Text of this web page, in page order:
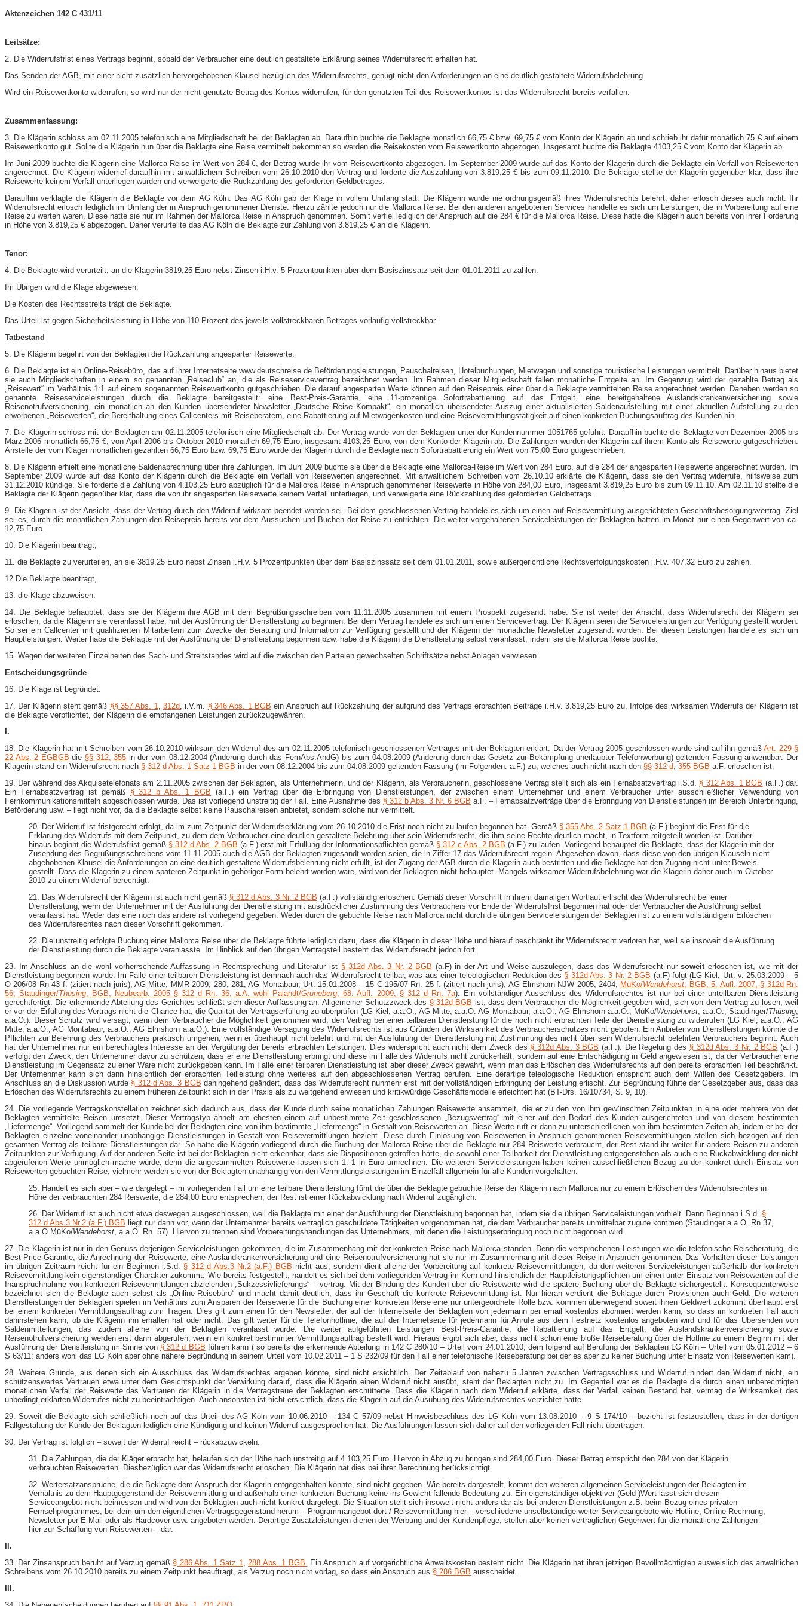
Aktenzeichen 142 C 431/11
Leitsätze:
2. Die Widerrufsfrist eines Vertrags beginnt, sobald der Verbraucher eine deutlich gestaltete Erklärung seines Widerrufsrecht erhalten hat.
Das Senden der AGB, mit einer nicht zusätzlich hervorgehobenen Klausel bezüglich des Widerrufsrechts, genügt nicht den Anforderungen an eine deutlich gestaltete Widerrufsbelehrung.
Wird ein Reisewertkonto widerrufen, so wird nur der nicht genutzte Betrag des Kontos widerrufen, für den genutzten Teil des Reisewertkontos ist das Widerrufsrecht bereits verfallen.
Zusammenfassung:
3. Die Klägerin schloss am 02.11.2005 telefonisch eine Mitgliedschaft bei der Beklagten ab. Daraufhin buchte die Beklagte monatlich 66,75 € bzw. 69,75 € vom Konto der Klägerin ab und schrieb ihr dafür monatlich 75 € auf einem
Reisewertkonto gut. Sollte die Klägerin nun über die Beklagte eine Reise vermittelt bekommen so werden die Reisekosten vom Reisewertkonto abgezogen. Insgesamt buchte die Beklagte 4103,25 € vom Konto der Klägerin ab.
Im Juni 2009 buchte die Klägerin eine Mallorca Reise im Wert von 284 €, der Betrag wurde ihr vom Reisewertkonto abgezogen. Im September 2009 wurde auf das Konto der Klägerin durch die Beklagte ein Verfall von Reisewerten
angerechnet. Die Klägerin widerrief daraufhin mit anwaltlichem Schreiben vom 26.10.2010 den Vertrag und forderte die Auszahlung von 3.819,25 € bis zum 09.11.2010. Die Beklagte stellte der Klägerin gegenüber klar, dass ihre
Reisewerte keinem Verfall unterliegen würden und verweigerte die Rückzahlung des geforderten Geldbetrages.
Daraufhin verklagte die Klägerin die Beklagte vor dem AG Köln. Das AG Köln gab der Klage in vollem Umfang statt. Die Klägerin wurde nie ordnungsgemäß ihres Widerrufsrechts belehrt, daher erlosch dieses auch nicht. Ihr
Widerrufsrecht erlosch lediglich im Umfang der in Anspruch genommener Dienste. Hierzu zählte jedoch nur die Mallorca Reise. Bei den anderen angebotenen Services handelte es sich um Leistungen, die in Vorbereitung auf eine
Reise zu werten waren. Diese hatte sie nur im Rahmen der Mallorca Reise in Anspruch genommen. Somit verfiel lediglich der Anspruch auf die 284 € für die Mallorca Reise. Diese hatte die Klägerin auch bereits von ihrer Forderung
in Höhe von 3.819,25 € abgezogen. Daher verurteilte das AG Köln die Beklagte zur Zahlung von 3.819,25 € an die Klägerin.
Tenor:
4. Die Beklagte wird verurteilt, an die Klägerin 3819,25 Euro nebst Zinsen i.H.v. 5 Prozentpunkten über dem Basiszinssatz seit dem 01.01.2011 zu zahlen.
Im Übrigen wird die Klage abgewiesen.
Die Kosten des Rechtsstreits trägt die Beklagte.
Das Urteil ist gegen Sicherheitsleistung in Höhe von 110 Prozent des jeweils vollstreckbaren Betrages vorläufig vollstreckbar.
Tatbestand
5. Die Klägerin begehrt von der Beklagten die Rückzahlung angesparter Reisewerte.
6. Die Beklagte ist ein Online-​Reisebüro, das auf ihrer Internetseite www.deutschreise.de Beförderungsleistungen, Pauschalreisen, Hotelbuchungen, Mietwagen und sonstige touristische Leistungen vermittelt. Darüber hinaus bietet
sie auch Mitgliedschaften in einem so genannten „Reiseclub“ an, die als Reiseservicevertrag bezeichnet werden. Im Rahmen dieser Mitgliedschaft fallen monatliche Entgelte an. Im Gegenzug wird der gezahlte Betrag als
„Reisewert“ im Verhältnis 1:1 auf einem sogenannten Reisewertkonto gutgeschrieben. Die darauf angesparten Werte können auf den Reisepreis einer über die Beklagte vermittelten Reise angerechnet werden. Daneben werden so
genannte Reiseserviceleistungen durch die Beklagte bereitgestellt: eine Best-​Preis-​Garantie, eine 11-​prozentige Sofortrabattierung auf das Entgelt, eine bereitgehaltene Auslandskrankenversicherung sowie
Reisenotrufversicherung, ein monatlich an den Kunden übersendeter Newsletter „Deutsche Reise Kompakt“, ein monatlich übersendeter Auszug einer aktualisierten Saldenaufstellung mit einer aktuellen Aufstellung zu den
erworbenen „Reisewerten“, die Bereithaltung eines Callcenters mit Reiseberatern, eine Rabattierung auf Mietwagenkosten und eine Reisevermittlungstätigkeit auf einen konkreten Buchungsauftrag des Kunden hin.
7. Die Klägerin schloss mit der Beklagten am 02.11.2005 telefonisch eine Mitgliedschaft ab. Der Vertrag wurde von der Beklagten unter der Kundennummer 1051765 geführt. Daraufhin buchte die Beklagte von Dezember 2005 bis
März 2006 monatlich 66,75 €, von April 2006 bis Oktober 2010 monatlich 69,75 Euro, insgesamt 4103,25 Euro, von dem Konto der Klägerin ab. Die Zahlungen wurden der Klägerin auf ihrem Konto als Reisewerte gutgeschrieben.
Anstelle der vom Kläger monatlichen gezahlten 66,75 Euro bzw. 69,75 Euro wurde der Klägerin durch die Beklagte nach Sofortrabattierung ein Wert von 75,00 Euro gutgeschrieben.
8. Die Klägerin erhielt eine monatliche Saldenabrechnung über ihre Zahlungen. Im Juni 2009 buchte sie über die Beklagte eine Mallorca-​Reise im Wert von 284 Euro, auf die 284 der angesparten Reisewerte angerechnet wurden. Im
September 2009 wurde auf das Konto der Klägerin durch die Beklagte ein Verfall von Reisewerten angerechnet. Mit anwaltlichem Schreiben vom 26.10.10 erklärte die Klägerin, dass sie den Vertrag widerrufe, hilfsweise zum
31.12.2010 kündige. Sie forderte die Zahlung von 4.103,25 Euro abzüglich für die Mallorca Reise in Anspruch genommener Reisewerte in Höhe von 284,00 Euro, insgesamt 3.819,25 Euro bis zum 09.11.10. Am 02.11.10 stellte die
Beklagte der Klägerin gegenüber klar, dass die von ihr angesparten Reisewerte keinem Verfall unterliegen, und verweigerte eine Rückzahlung des geforderten Geldbetrags.
9. Die Klägerin ist der Ansicht, dass der Vertrag durch den Widerruf wirksam beendet worden sei. Bei dem geschlossenen Vertrag handele es sich um einen auf Reisevermittlung ausgerichteten Geschäftsbesorgungsvertrag. Ziel
sei es, durch die monatlichen Zahlungen den Reisepreis bereits vor dem Aussuchen und Buchen der Reise zu entrichten. Die weiter vorgehaltenen Serviceleistungen der Beklagten hätten im Monat nur einen Gegenwert von ca.
12,75 Euro.
10. Die Klägerin beantragt,
11. die Beklagte zu verurteilen, an sie 3819,25 Euro nebst Zinsen i.H.v. 5 Prozentpunkten über dem Basiszinssatz seit dem 01.01.2011, sowie außergerichtliche Rechtsverfolgungskosten i.H.v. 407,32 Euro zu zahlen.
12.Die Beklagte beantragt,
13. die Klage abzuweisen.
14. Die Beklagte behauptet, dass sie der Klägerin ihre AGB mit dem Begrüßungsschreiben vom 11.11.2005 zusammen mit einem Prospekt zugesandt habe. Sie ist weiter der Ansicht, dass Widerrufsrecht der Klägerin sei
erloschen, da die Klägerin sie veranlasst habe, mit der Ausführung der Dienstleistung zu beginnen. Bei dem Vertrag handele es sich um einen Servicevertrag. Der Klägerin seien die Serviceleistungen zur Verfügung gestellt worden.
So sei ein Callcenter mit qualifizierten Mitarbeitern zum Zwecke der Beratung und Information zur Verfügung gestellt und der Klägerin der monatliche Newsletter zugesandt worden. Bei diesen Leistungen handele es sich um
Hauptleistungen. Weiter habe die Beklagte mit der Ausführung der Dienstleistung begonnen bzw. habe die Klägerin die Dienstleistung selbst veranlasst, indem sie die Mallorca Reise buchte.
15. Wegen der weiteren Einzelheiten des Sach- und Streitstandes wird auf die zwischen den Parteien gewechselten Schriftsätze nebst Anlagen verwiesen.
Entscheidungsgründe
16. Die Klage ist begründet.
17. Der Klägerin steht gemäß §§ 357 Abs. 1 ,312d , i.V.m. § 346 Abs. 1 BGB ein Anspruch auf Rückzahlung der aufgrund des Vertrags erbrachten Beiträge i.H.v. 3.819,25 Euro zu. Infolge des wirksamen Widerrufs der Klägerin ist
die Beklagte verpflichtet, der Klägerin die empfangenen Leistungen zurückzugewähren.
I.
18. Die Klägerin hat mit Schreiben vom 26.10.2010 wirksam den Widerruf des am 02.11.2005 telefonisch geschlossenen Vertrages mit der Beklagten erklärt. Da der Vertrag 2005 geschlossen wurde sind auf ihn gemäßArt. 229 §
22 Abs. 2 EGBGB die §§ 312, 355 in der vom 08.12.2004 (Änderung durch das FernAbs.ÄndG) bis zum 04.08.2009 (Änderung durch das Gesetz zur Bekämpfung unerlaubter Telefonwerbung) geltenden Fassung anwendbar. Der
Klägerin stand ein Widerrufsrecht nach § 312 d Abs. 1 Satz 1 BGB in der vom 08.12.2004 bis zum 04.08.2009 geltenden Fassung (im Folgenden: a.F.) zu, welches auch nicht nach den §§ 312 d 355 BGB a.F. erloschen ist.
19. Der während des Akquisetelefonats am 2.11.2005 zwischen der Beklagten, als Unternehmerin, und der Klägerin, als Verbraucherin, geschlossene Vertrag stellt sich als ein Fernabsatzvertrag i.S.d. § 312 Abs. 1 BGB (a.F.) dar.
Ein Fernabsatzvertrag ist gemäß § 312 b Abs. 1 BGB (a.F.) ein Vertrag über die Erbringung von Dienstleistungen, der zwischen einem Unternehmer und einem Verbraucher unter ausschließlicher Verwendung von
Fernkommunikationsmitteln abgeschlossen wurde. Das ist vorliegend unstreitig der Fall. Eine Ausnahme des § 312 b Abs. 3 Nr. 6 BGB a.F. – Fernabsatzverträge über die Erbringung von Dienstleistungen im Bereich Unterbringung,
Beförderung usw. – liegt nicht vor, da die Beklagte selbst keine Pauschalreisen anbietet, sondern solche nur vermittelt.
20. Der Widerruf ist fristgerecht erfolgt, da im zum Zeitpunkt der Widerrufserklärung vom 26.10.2010 die Frist noch nicht zu laufen begonnen hat. Gemäß § 355 Abs. 2 Satz 1 BGB (a.F.) beginnt die Frist für die
Erklärung des Widerrufs mit dem Zeitpunkt, zu dem dem Verbraucher eine deutlich gestaltete Belehrung über sein Widerrufsrecht, die ihm seine Rechte deutlich macht, in Textform mitgeteilt worden ist. Darüber
hinaus beginnt die Widerrufsfrist gemäß § 312 d Abs. 2 BGB (a.F.) erst mit Erfüllung der Informationspflichten gemäß § 312 c Abs. 2 BGB (a.F.) zu laufen. Vorliegend behauptet die Beklagte, dass der Klägerin mit der
Zusendung des Begrüßungsschreibens vom 11.11.2005 auch die AGB der Beklagten zugesandt worden seien, die in Ziffer 17 das Widerrufsrecht regeln. Abgesehen davon, dass diese von den übrigen Klauseln nicht
abgehobenen Klausel die Anforderungen an eine deutlich gestaltete Widerrufsbelehrung nicht erfüllt, ist der Zugang der AGB durch die Klägerin auch bestritten und die Beklagte hat den Zugang nicht unter Beweis
gestellt. Dass die Klägerin zu einem späteren Zeitpunkt in gehöriger Form belehrt worden wäre, wird von der Beklagten nicht behauptet. Mangels wirksamer Widerrufsbelehrung war die Klägerin daher auch im Oktober
2010 zu einem Widerruf berechtigt.
21. Das Widerrufsrecht der Klägerin ist auch nicht gemäß § 312 d Abs. 3 Nr. 2 BGB (a.F.) vollständig erloschen. Gemäß dieser Vorschrift in ihrem damaligen Wortlaut erlischt das Widerrufsrecht bei einer
Dienstleistung, wenn der Unternehmer mit der Ausführung der Dienstleistung mit ausdrücklicher Zustimmung des Verbrauchers vor Ende der Widerrufsfrist begonnen hat oder der Verbraucher die Ausführung selbst
veranlasst hat. Weder das eine noch das andere ist vorliegend gegeben. Weder durch die gebuchte Reise nach Mallorca nicht durch die übrigen Serviceleistungen der Beklagten ist zu einem vollständigem Erlöschen
des Widerrufsrechtes nach dieser Vorschrift gekommen.
22. Die unstreitig erfolgte Buchung einer Mallorca Reise über die Beklagte führte lediglich dazu, dass die Klägerin in dieser Höhe und hierauf beschränkt ihr Widerrufsrecht verloren hat, weil sie insoweit die Ausführung
der Dienstleistung durch die Beklagte veranlasste. Im Hinblick auf den übrigen Vertragsteil besteht das Widerrufsrecht jedoch fort.
23. Im Anschluss an die wohl vorherrschende Auffassung in Rechtsprechung und Literatur ist § 312d Abs. 3 Nr. 2 BGB (a.F) in der Art und Weise auszulegen, dass das Widerrufsrecht nursoweit erloschen ist, wie mit der
Dienstleistung begonnen wurde. Im Falle einer teilbaren Dienstleistung ist demnach auch das Widerrufsrecht teilbar, was aus einer teleologischen Reduktion des § 312d Abs. 3 Nr. 2 BGB (a.F) folgt (LG Kiel, Urt. v. 25.03.2009 – 5
O 206/08 Rn 43 f. (zitiert nach juris); AG Mitte, MMR 2009, 280, 281; AG Montabaur, Urt. 15.01.2008 – 15 C 195/07 Rn. 25 f. (zitiert nach juris); AG Elmshorn NJW 2005, 2404; MüKo/Wendehorst , BGB, 5. Aufl. 2007, § 312d Rn.
56; Staudinger/Thüsing , BGB, Neubearb. 2005 § 312 d Rn. 36; a.A. wohl Palandt/Grüneberg , 68. Aufl. 2009, § 312 d Rn. 7a). Ein vollständiger Ausschluss des Widerrufsrechtes ist nur bei einer unteilbaren Dienstleistung
gerechtfertigt. Die erkennende Abteilung des Gerichtes schließt sich dieser Auffassung an. Allgemeiner Schutzzweck des § 312d BGB ist, dass dem Verbraucher die Möglichkeit gegeben wird, sich von dem Vertrag zu lösen, weil
er vor der Erfüllung des Vertrags nicht die Chance hat, die Qualität der Vertragserfüllung zu überprüfen (LG Kiel, a.a.O.; AG Mitte, a.a.O. AG Montabaur, a.a.O.; AG Elmshorn a.a.O.; MüKo/Wendehorst, a.a.O.; Staudinger/Thüsing
a.a.O.). Dieser Schutz wird versagt, wenn dem Verbraucher die Möglichkeit genommen wird, den Vertrag bei einer teilbaren Dienstleistung für die noch nicht erbrachten Teile der Dienstleistung zu widerrufen (LG Kiel, a.a.O.; AG
Mitte, a.a.O.; AG Montabaur, a.a.O.; AG Elmshorn a.a.O.). Eine vollständige Versagung des Widerrufsrechts ist aus Gründen der Wirksamkeit des Verbraucherschutzes nicht geboten. Ein Anbieter von Dienstleistungen könnte die
Pflichten zur Belehrung des Verbrauchers praktisch umgehen, wenn er überhaupt nicht belehrt und mit der Ausführung der Dienstleistung mit Zustimmung des nicht über sein Widerrufsrecht belehrten Verbrauchers beginnt. Auch
hat der Unternehmer nur ein berechtigtes Interesse an der Vergütung der bereits erbrachten Leistungen. Dies widerspricht auch nicht dem Zweck des § 312d Abs. 3 BGB (a.F.). Die Regelung des § 312d Abs. 3 Nr. 2 BGB (a.F.)
verfolgt den Zweck, den Unternehmer davor zu schützen, dass er eine Dienstleistung erbringt und diese im Falle des Widerrufs nicht zurückerhält, sondern auf eine Entschädigung in Geld angewiesen ist, da der Verbraucher eine
Dienstleistung im Gegensatz zu einer Ware nicht zurückgeben kann. Im Falle einer teilbaren Dienstleistung ist aber dieser Zweck gewahrt, wenn man das Erlöschen des Widerrufsrechts auf den bereits erbrachten Teil beschränkt.
Der Unternehmer kann sich dann hinsichtlich der erbrachten Teilleistung ohne weiteres auf den abgeschlossenen Vertrag berufen. Eine derartige teleologische Reduktion entspricht auch dem Willen des Gesetzgebers. Im
Anschluss an die Diskussion wurde § 312 d Abs. 3 BGB dahingehend geändert, dass das Widerrufsrecht nunmehr erst mit der vollständigen Erbringung der Leistung erlischt. Zur Begründung führte der Gesetzgeber aus, dass das
Erlöschen des Widerrufsrechts zu einem früheren Zeitpunkt sich in der Praxis als zu weitgehend erwiesen und kritikwürdige Geschäftsmodelle erleichtert hat (BT-​Drs. 16/10734, S. 9, 10).
24. Die vorliegende Vertragskonstellation zeichnet sich dadurch aus, dass der Kunde durch seine monatlichen Zahlungen Reisewerte ansammelt, die er zu den von ihm gewünschten Zeitpunkten in eine oder mehrere von der
Beklagten vermittelte Reisen umsetzt. Dieser Vertragstyp ähnelt am ehesten einem auf unbestimmte Zeit geschlossenen „Bezugsvertrag“ mit einer auf den Bedarf des Kunden ausgerichteten und von diesem bestimmten
„Liefermenge“. Vorliegend sammelt der Kunde bei der Beklagten eine von ihm bestimmte „Liefermenge“ in Gestalt von Reisewerten an. Diese Werte ruft er dann zu unterschiedlichen von ihm bestimmten Zeiten ab, indem er bei der
Beklagten einzelne voneinander unabhängige Dienstleistungen in Gestalt von Reisevermittlungen bezieht. Diese durch Einlösung von Reisewerten in Anspruch genommenen Reisevermittlungen stellen sich bezogen auf den
gesamten Vertrag als teilbare Dienstleistungen dar. So hatte die Klägerin vorliegend durch die Buchung der Mallorca Reise über die Beklagte nur 284 Reiswerte verbraucht, der Rest stand ihr weiter für andere Reisen zu anderen
Zeitpunkten zur Verfügung. Auf der anderen Seite ist bei der Beklagten nicht erkennbar, dass sie Dispositionen getroffen hätte, die sowohl einer Teilbarkeit der Dienstleistung entgegenstehen als auch eine Rückabwicklung der nicht
abgerufenen Werte unmöglich mache würde; denn die angesammelten Reisewerte lassen sich 1: 1 in Euro umrechnen. Die weiteren Serviceleistungen haben keinen ausschließlichen Bezug zu der konkret durch Einsatz von
Reisewerten gebuchten Reise, vielmehr werden sie von der Beklagten unabhängig von den Vermittlungsleistungen im Einzelfall allgemein für alle Kunden vorgehalten.
25. Handelt es sich aber – wie dargelegt – im vorliegenden Fall um eine teilbare Dienstleistung führt die über die Beklagte gebuchte Reise der Klägerin nach Mallorca nur zu einem Erlöschen des Widerrufsrechtes in
Höhe der verbrauchten 284 Reiswerte, die 284,00 Euro entsprechen, der Rest ist einer Rückabwicklung nach Widerruf zugänglich.
26. Der Widerruf ist auch nicht etwa deswegen ausgeschlossen, weil die Beklagte mit einer der Ausführung der Dienstleistung begonnen hat, indem sie die übrigen Serviceleistungen vorhielt. Denn Beginnen i.S.d. §
312 d Abs.3 Nr.2 (a.F.) BGB liegt nur dann vor, wenn der Unternehmer bereits vertraglich geschuldete Tätigkeiten vorgenommen hat, die dem Verbraucher bereits unmittelbar zugute kommen (Staudinger a.a.O. Rn 37,
a.a.O.MüKo/Wendehorst , a.a.O. Rn. 57). Hiervon zu trennen sind Vorbereitungshandlungen des Unternehmers, mit denen die Leistungserbringung noch nicht begonnen wird.
27. Die Klägerin ist nur in den Genuss derjenigen Serviceleistungen gekommen, die im Zusammenhang mit der konkreten Reise nach Mallorca standen. Denn die versprochenen Leistungen wie die telefonische Reiseberatung, die
Best-​Price-​Garantie, die Anrechnung der Reisewerte, eine Auslandkrankenversicherung und eine Reisenotrufversicherung hat sie nur im Zusammenhang mit dieser Reise in Anspruch genommen. Das Vorhalten dieser Leistungen
im übrigen Zeitraum reicht für ein Beginnen i.S.d. § 312 d Abs.3 Nr.2 (a.F.) BGB nicht aus, sondern dient alleine der Vorbereitung auf konkrete Reisevermittlungen, da den weiteren Serviceleistungen außerhalb der konkreten
Reisevermittlung kein eigenständiger Charakter zukommt. Wie bereits festgestellt, handelt es sich bei dem vorliegenden Vertrag im Kern und hinsichtlich der Hauptleistungspflichten um einen unter Einsatz von Reisewerten auf die
Inanspruchnahme von konkreten Reisevermittlungen abzielenden „Sukzessivlieferungs“ – vertrag. Mit der Bindung des Kunden über die Reisewerte wird die spätere Buchung über die Beklagte sichergestellt. Konsequenterweise
bezeichnet sich die Beklagte auch selbst als „Online-​Reisebüro“ und macht damit deutlich, dass ihr Geschäft die konkrete Reisevermittlung ist. Nur hieran verdient die Beklagte durch Provisionen auch Geld. Die weiteren
Dienstleistungen der Beklagten spielen im Verhältnis zum Ansparen der Reisewerte für die Buchung einer konkreten Reise eine nur untergeordnete Rolle bzw. kommen überwiegend soweit ihnen Geldwert zukommt überhaupt erst
bei einem konkreten Vermittlungsauftrag zum Tragen. Dies gilt zum einen für den Newsletter, der auf der Internetseite der Beklagten von jedermann per email kostenlos abonniert werden kann, so dass im konkreten Fall auch
dahinstehen kann, ob die Klägerin ihn erhalten hat oder nicht. Das gilt weiter für die Telefonhotlinie, die auf der Internetseite für jedermann für Anrufe aus dem Festnetz kostenlos angeboten wird und für das Übersenden von
Saldenmitteilungen, das zudem alleine von der Beklagten veranlasst wurde. Die weiter aufgeführten Leistungen Best-​Preis-​Garantie, die Rabattierung auf das Entgelt, die Auslandskrankenversicherung sowie
Reisenotrufversicherung werden erst dann abgerufen, wenn ein konkret bestimmter Vermittlungsauftrag bestellt wird. Hieraus ergibt sich aber, dass nicht schon eine bloße Reiseberatung über die Hotline zu einem Beginn mit der
Ausführung der Dienstleistung im Sinne von § 312 d BGB führen kann ( so bereits die erkennende Abteilung in 142 C 280/10 – Urteil vom 24.01.2010, dem folgend auf Berufung der Beklagten LG Köln – Urteil vom 05.01.2012 – 6
S 63/11; anders wohl das LG Köln aber ohne nähere Begründung in seinem Urteil vom 10.02.2011 – 1 S 232/09 für den Fall einer telefonische Reiseberatung bei der es aber zu keiner Buchung unter Einsatz von Reisewerten kam).
28. Weitere Gründe, aus denen sich ein Ausschluss des Widerrufsrechtes ergeben könnte, sind nicht ersichtlich. Der Zeitablauf von nahezu 5 Jahren zwischen Vertragsschluss und Widerruf hindert den Widerruf nicht, ein
schützenswertes Vertrauen etwa unter dem Gesichtspunkt der Verwirkung darauf, dass die Klägerin einen Widerruf nicht ausübt, steht der Beklagten nicht zu. Im Gegenteil war es die Beklagte die durch einen unberechtigten
monatlichen Verfall der Reiswerte das Vertrauen der Klägerin in die Vertragstreue der Beklagten erschütterte. Dass die Klägerin nach dem Widerruf erklärte, dass der Verfall keinen Bestand hat, vermag die Wirksamkeit des
unbedingt erklärten Widerrufes nicht zu beeinträchtigen. Auch ansonsten ist nicht ersichtlich, dass die Klägerin auf die Ausübung des Widerrufsrechtes verzichtet hätte.
29. Soweit die Beklagte sich schließlich noch auf das Urteil des AG Köln vom 10.06.2010 – 134 C 57/09 nebst Hinweisbeschluss des LG Köln vom 13.08.2010 – 9 S 174/10 – bezieht ist festzustellen, dass in der dortigen
Fallgestaltung der Kunde der Beklagten lediglich eine Kündigung und keinen Widerruf ausgesprochen hat. Die Ausführungen lassen sich daher auf den vorliegenden Fall nicht übertragen.
30. Der Vertrag ist folglich – soweit der Widerruf reicht – rückabzuwickeln.
31. Die Zahlungen, die der Kläger erbracht hat, belaufen sich der Höhe nach unstreitig auf 4.103,25 Euro. Hiervon in Abzug zu bringen sind 284,00 Euro. Dieser Betrag entspricht den 284 von der Klägerin
verbrauchten Reisewerten. Diesbezüglich war das Widerrufsrecht erloschen. Die Klägerin hat dies bei ihrer Berechnung berücksichtigt.
32. Wertersatzansprüche, die die Beklagte dem Anspruch der Klägerin entgegenhalten könnte, sind nicht gegeben. Wie bereits dargestellt, kommt den weiteren allgemeinen Serviceleistungen der Beklagten im
Verhältnis zu dem Hauptgegenstand der Reisevermittlung und außerhalb einer konkreten Buchung keine ins Gewicht fallende Bedeutung zu. Ein eigenständiger objektiver (Geld-​)Wert lässt sich diesem
Serviceangebot nicht beimessen und wird von der Beklagten auch nicht konkret dargelegt. Die Situation stellt sich insoweit nicht anders dar als bei anderen Dienstleistungen z.B. beim Bezug eines privaten
Fernsehprogrammes, bei dem um den eigentlichen Vertragsgegenstand herum – Programmangebot dort / Reisevermittlung hier – verschiedene unselbständige weiter Serviceangebote wie Hotline, Online Rechnung,
Newsletter per E-​Mail oder als Hardcover usw. angeboten werden. Derartige Zusatzleistungen dienen der Werbung und der Kundenpflege, stellen aber keinen vertraglichen Gegenwert für die monatliche Zahlungen –
hier zur Schaffung von Reisewerten – dar.
II.
33. Der Zinsanspruch beruht auf Verzug gemäß § 286 Abs. 1 Satz 1 288 Abs. 1 BGB.
Ein Anspruch auf vorgerichtliche Anwaltskosten besteht nicht. Die Klägerin hat ihren jetzigen Bevollmächtigten ausweislich des anwaltlichen
Schreibens vom 26.10.2010 bereits zu einem Zeitpunkt beauftragt, als Verzug noch nicht vorlag, so dass ein Anspruch aus § 286 BGB ausscheidet.
III.